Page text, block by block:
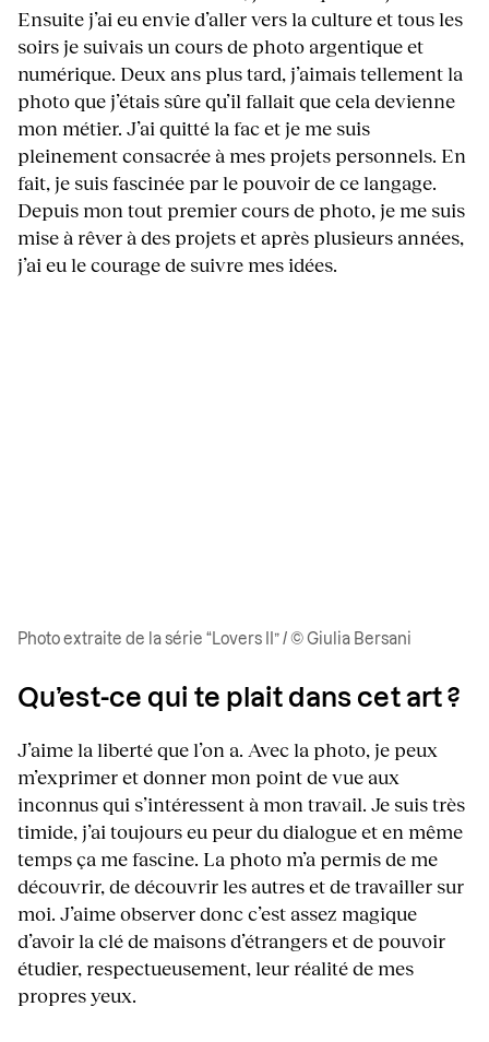
Ensuite j’ai eu envie d’aller vers la culture et tous les
soirs je suivais un cours de photo argentique et
numérique. Deux ans plus tard, j’aimais tellement la
photo que j’étais sûre qu’il fallait que cela devienne
mon métier. J’ai quitté la fac et je me suis
pleinement consacrée à mes projets personnels. En
fait, je suis fascinée par le pouvoir de ce langage.
Depuis mon tout premier cours de photo, je me suis
mise à rêver à des projets et après plusieurs années,
j’ai eu le courage de suivre mes idées.
Photo extraite de la série “Lovers II” / © Giulia Bersani
Qu’est-ce qui te plait dans cet art ?
J’aime la liberté que l’on a. Avec la photo, je peux
m’exprimer et donner mon point de vue aux
inconnus qui s’intéressent à mon travail. Je suis très
timide, j’ai toujours eu peur du dialogue et en même
temps ça me fascine. La photo m’a permis de me
découvrir, de découvrir les autres et de travailler sur
moi. J’aime observer donc c’est assez magique
d’avoir la clé de maisons d’étrangers et de pouvoir
étudier, respectueusement, leur réalité de mes
propres yeux.